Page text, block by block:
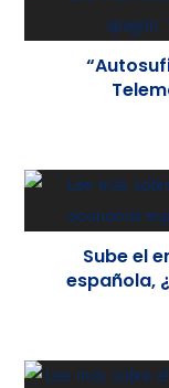
Sube el
española,